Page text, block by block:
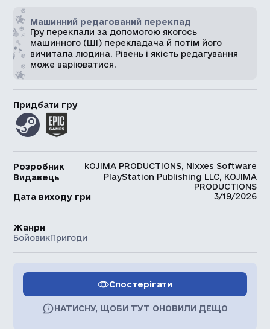
Машинний редагований переклад
Гру переклали за допомогою якогось
машинного (ШІ) перекладача й потім його
вичитала людина. Рівень і якість редагування
може варіюватися.
Придбати гру
Розробник
kOJIMA PRODUCTIONS, Nixxes Software
Видавець
PlayStation Publishing LLC, KOJIMA
PRODUCTIONS
Дата виходу гри
3/19/2026
Жанри
БойовикПригоди
Спостерігати
НАТИСНУ, ЩОБИ ТУТ ОНОВИЛИ ДЕЩО